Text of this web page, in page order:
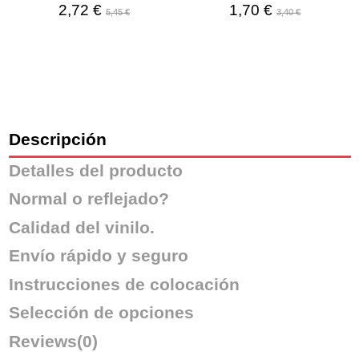
2,72 € 5,45 € 1,70 €3,40 €
Descripción
Detalles del producto
Normal o reflejado?
Calidad del vinilo.
Envío rápido y seguro
Instrucciones de colocación
Selección de opciones
Reviews(0)